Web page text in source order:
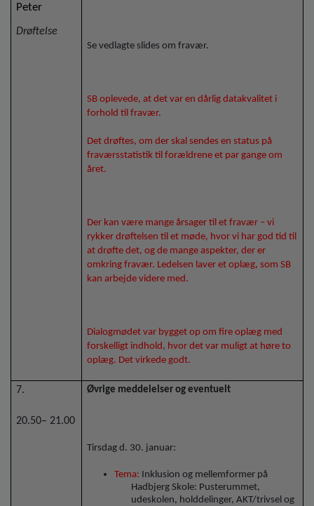
Peter
Drøftelse
Se vedlagte slides om fravær.
SB oplevede, at det var en dårlig datakvalitet i
forhold til fravær.
Det drøftes, om der skal sendes en status på
fraværsstatistik til forældrene et par gange om
året.
Der kan være mange årsager til et fravær – vi
rykker drøftelsen til et møde, hvor vi har god tid til
at drøfte det, og de mange aspekter, der er
omkring fravær. Ledelsen laver et oplæg, som SB
kan arbejde videre med.
Dialogmødet var bygget op om fire oplæg med
forskelligt indhold, hvor det var muligt at høre to
oplæg. Det virkede godt.
7.
20.50– 21.00
Øvrige meddelelser og eventuelt
Tirsdag d. 30. januar:
Tema: Inklusion og mellemformer på
Hadbjerg Skole: Pusterummet,
udeskolen, holddelinger, AKT/trivsel og